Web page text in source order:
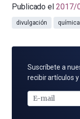
Publicado el 2017/
divulgación química
SUSCRÍBETE
POR
MAIL
Suscríbete a
recibir artículos